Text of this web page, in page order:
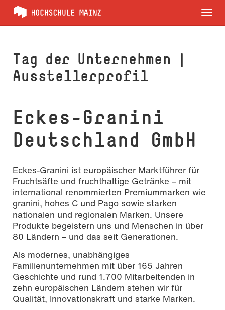
Tag der Unternehmen |
Ausstellerprofil
Eckes-Granini
Deutschland GmbH
Eckes-Granini ist europäischer Marktführer für
Fruchtsäfte und fruchthaltige Getränke – mit
international renommierten Premiummarken wie
granini, hohes C und Pago sowie starken
nationalen und regionalen Marken. Unsere
Produkte begeistern uns und Menschen in über
80 Ländern – und das seit Generationen.
Als modernes, unabhängiges
Familienunternehmen mit über 165 Jahren
Geschichte und rund 1.700 Mitarbeitenden in
zehn europäischen Ländern stehen wir für
Qualität, Innovationskraft und starke Marken.